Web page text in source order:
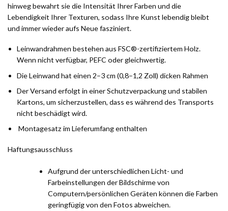
hinweg bewahrt sie die Intensität Ihrer Farben und die
Lebendigkeit Ihrer Texturen, sodass Ihre Kunst lebendig bleibt
und immer wieder aufs Neue fasziniert.
Leinwandrahmen bestehen aus FSC®-zertifiziertem Holz.
Wenn nicht verfügbar, PEFC oder gleichwertig.
Die Leinwand hat einen 2–3 cm (0,8–1,2 Zoll) dicken Rahmen
Der Versand erfolgt in einer Schutzverpackung und stabilen
Kartons, um sicherzustellen, dass es während des Transports
nicht beschädigt wird.
Montagesatz im Lieferumfang enthalten
Haftungsausschluss
Aufgrund der unterschiedlichen Licht- und
Farbeinstellungen der Bildschirme von
Computern/persönlichen Geräten können die Farben
geringfügig von den Fotos abweichen.